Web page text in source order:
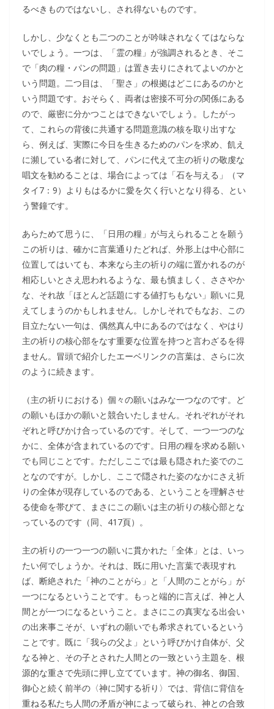
るべきものではないし、され得ないものです。
しかし、少なくとも二つのことが吟味されなくてはならな
いでしょう。一つは、「霊の糧」が強調されるとき、そこ
で「肉の糧・パンの問題」は置き去りにされてよいのかと
いう問題。二つ目は、「聖さ」の根拠はどこにあるのかと
いう問題です。おそらく、両者は密接不可分の関係にある
ので、厳密に分かつことはできないでしょう。したがっ
て、これらの背後に共通する問題意識の核を取り出すな
ら、例えば、実際に今日を生きるためのパンを求め、飢え
に瀕している者に対して、パンに代えて主の祈りの敬虔な
唱文を勧めることは、場合によっては「石を与える」（マ
タイ7：9）よりもはるかに愛を欠く行いとなり得る、とい
う警鐘です。
あらためて思うに、「日用の糧」が与えられることを願う
この祈りは、確かに言葉通りたどれば、外形上は中心部に
位置してはいても、本来なら主の祈りの端に置かれるのが
相応しいとさえ思われるような、最も慎ましく、ささやか
な、それ故「ほとんど話題にする値打ちもない」願いに見
えてしまうのかもしれません。しかしそれでもなお、この
目立たない一句は、偶然真ん中にあるのではなく、やはり
主の祈りの核心部をなす重要な位置を持つと言わざるを得
ません。冒頭で紹介したエーベリンクの言葉は、さらに次
のように続きます。
（主の祈りにおける）個々の願いはみな一つなのです。ど
の願いもほかの願いと競合いたしません。それぞれがそれ
ぞれと呼びかけ合っているのです。そして、一つ一つのな
かに、全体が含まれているのです。日用の糧を求める願い
でも同じことです。ただしここでは最も隠された姿でのこ
となのですが。しかし、ここで隠された姿のなかにさえ祈
りの全体が現存しているのである、ということを理解させ
る使命を帯びて、まさにこの願いは主の祈りの核心部とな
っているのです（同、417頁）。
主の祈りの一つ一つの願いに貫かれた「全体」とは、いっ
たい何でしょうか。それは、既に用いた言葉で表現すれ
ば、断絶された「神のことがら」と「人間のことがら」が
一つになるということです。もっと端的に言えば、神と人
間とが一つになるということ。まさにこの真実なる出会い
の出来事こそが、いずれの願いでも希求されているという
ことです。既に「我らの父よ」という呼びかけ自体が、父
なる神と、その子とされた人間との一致という主題を、根
源的な重さで先頭に押し立てています。神の御名、御国、
御心と続く前半の〈神に関する祈り〉では、背信に背信を
重ねる私たち人間の矛盾が神によって破られ、神との合致